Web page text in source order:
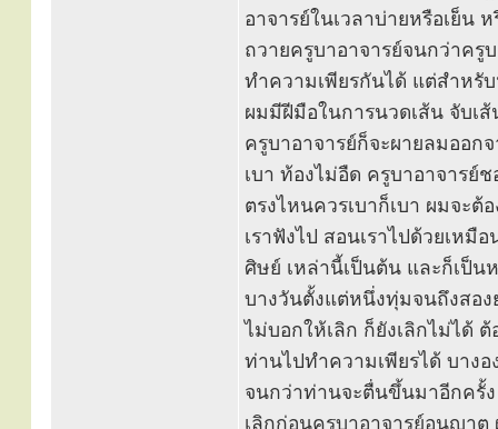
อาจารย์ในเวลาบ่ายหรือเย็น
ถวายครูบาอาจารย์จนกว่าครู
ทำความเพียรกันได้ แต่สำหรั
ผมมีฝีมือในการนวดเส้น จับเ
ครูบาอาจารย์ก็จะผายลมออก
เบา ท้องไม่อืด ครูบาอาจารย์
ตรงไหนควรเบาก็เบา ผมจะ
เราฟังไป สอนเราไปด้วยเห
ศิษย์ เหล่านี้เป็นต้น และก็เป็น
บางวันตั้งแต่หนึ่งทุ่มจนถึงสอง
ไม่บอกให้เลิก ก็ยังเลิกไม่ได้
ท่านไปทำความเพียรได้ บางอ
จนกว่าท่านจะตื่นขึ้นมาอีกครั้
เลิกก่อนครูบาอาจารย์อนุญาต